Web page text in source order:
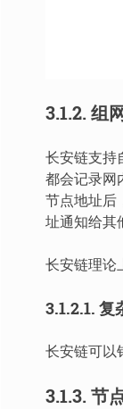
3.1.2. 组
长安链支持
都会记录网
节点地址后
址通知给其
长安链理论
3.1.2.1. 复
长安链可以
3.1.3. 节